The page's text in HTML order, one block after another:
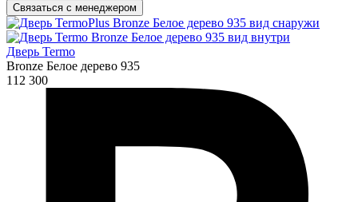
Связаться с менеджером
Дверь Termo
Bronze Белое дерево 935
112 300